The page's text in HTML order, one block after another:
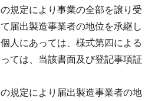
の規定により事業の全部を譲り受
届出製造事業者の地位を承継し
人にあっては、様式第四による
ては、当該書面及び登記事項証
の規定により届出製造事業者の地